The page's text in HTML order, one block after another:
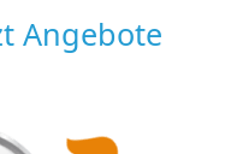
Angebote